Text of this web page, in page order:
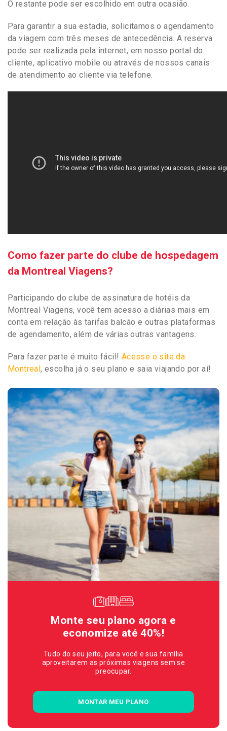
O restante pode ser escolhido em outra ocasião.
Para garantir a sua estadia, solicitamos o agendamento
da viagem com três meses de antecedência. A reserva
pode ser realizada pela internet, em nosso portal do
cliente, aplicativo mobile ou através de nossos canais
de atendimento ao cliente via telefone.
Como fazer parte do clube de hospedagem
da Montreal Viagens?
Participando do clube de assinatura de hotéis da
Montreal Viagens, você tem acesso a diárias mais em
conta em relação às tarifas balcão e outras plataformas
de agendamento, além de várias outras vantagens.
Para fazer parte é muito fácil! Acesse o site da
Montreal, escolha já o seu plano e saia viajando por aí!
Monte seu plano agora e
economize até 40%!
Tudo do seu jeito, para você e sua família
aproveitarem as próximas viagens sem se
preocupar.
MONTAR MEU PLANO